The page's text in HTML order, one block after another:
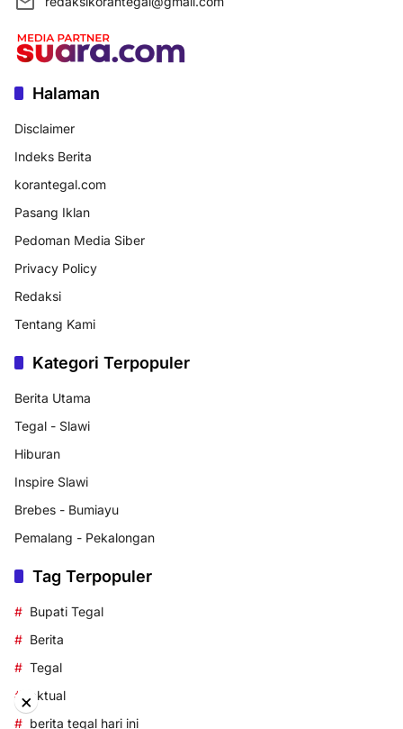
Halaman
Disclaimer
Indeks Berita
korantegal.com
Pasang Iklan
Pedoman Media Siber
Privacy Policy
Redaksi
Tentang Kami
Kategori Terpopuler
Berita Utama
Tegal - Slawi
Hiburan
Inspire Slawi
Brebes - Bumiayu
Pemalang - Pekalongan
Tag Terpopuler
Bupati Tegal
Berita
Tegal
aktual
berita tegal hari ini
×